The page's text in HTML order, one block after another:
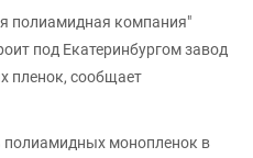
полиамидная компания"
под Екатеринбургом завод
пленок, сообщает
полиамидных монопленок в